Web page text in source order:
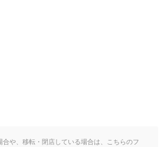
合や、移転・閉店している場合は、こちらのフ